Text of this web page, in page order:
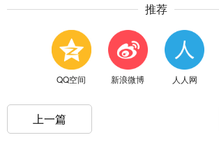
推荐
QQ空间 新浪微博 人人网
上一篇